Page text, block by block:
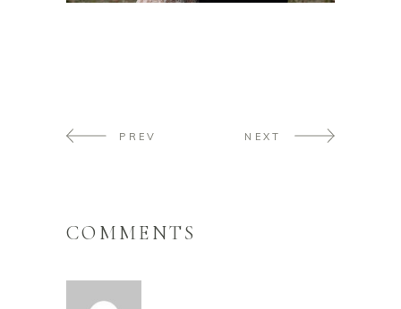
PREV NEXT
COMMENTS